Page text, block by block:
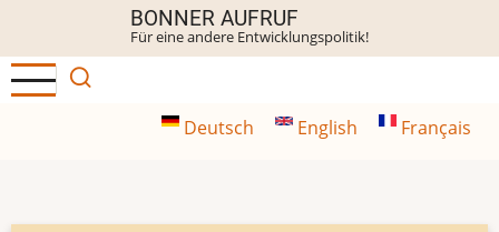
Inhalt
BONNER AUFRUF
Für eine andere Entwicklungspolitik!
Deutsch English Français